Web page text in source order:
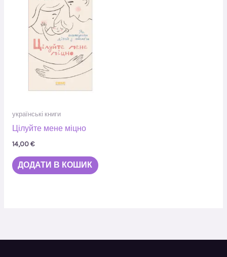
українські книги
Цілуйте мене міцно
14,00€
ДОДАТИ В КОШИК